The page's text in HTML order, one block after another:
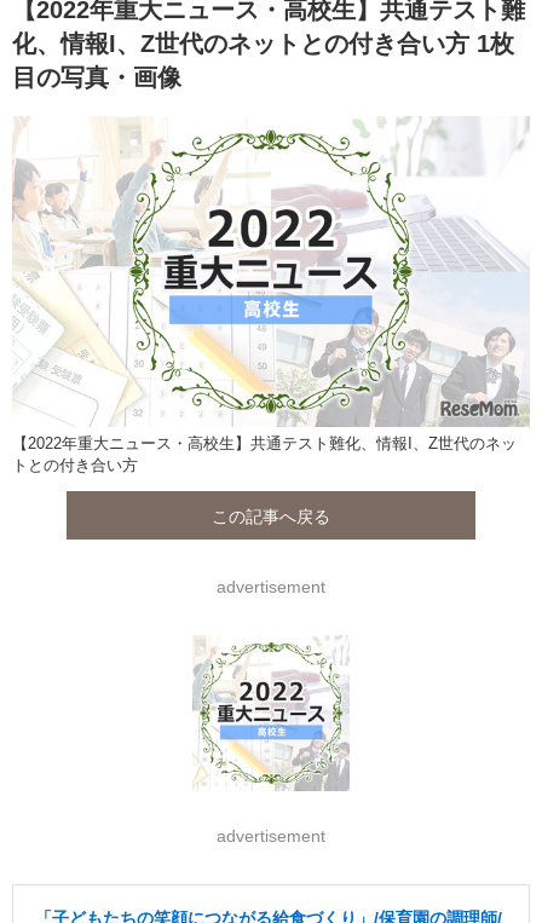
【2022年重大ニュース・高校生】共通テスト難
化、情報I、Z世代のネットとの付き合い方 1枚
目の写真・画像
【2022年重大ニュース・高校生】共通テスト難化、情報I、Z世代のネッ
トとの付き合い方
この記事へ戻る
advertisement
advertisement
「子どもたちの笑顔につながる給食づくり」/保育園の調理師/